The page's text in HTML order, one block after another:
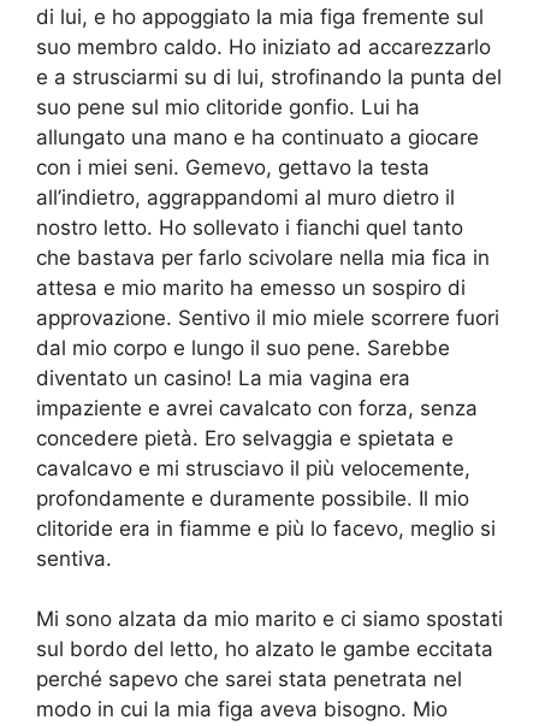
di lui, e ho appoggiato la mia figa fremente sul
suo membro caldo. Ho iniziato ad accarezzarlo
e a strusciarmi su di lui, strofinando la punta del
suo pene sul mio clitoride gonfio. Lui ha
allungato una mano e ha continuato a giocare
con i miei seni. Gemevo, gettavo la testa
all’indietro, aggrappandomi al muro dietro il
nostro letto. Ho sollevato i fianchi quel tanto
che bastava per farlo scivolare nella mia fica in
attesa e mio marito ha emesso un sospiro di
approvazione. Sentivo il mio miele scorrere fuori
dal mio corpo e lungo il suo pene. Sarebbe
diventato un casino! La mia vagina era
impaziente e avrei cavalcato con forza, senza
concedere pietà. Ero selvaggia e spietata e
cavalcavo e mi strusciavo il più velocemente,
profondamente e duramente possibile. Il mio
clitoride era in fiamme e più lo facevo, meglio si
sentiva.
Mi sono alzata da mio marito e ci siamo spostati
sul bordo del letto, ho alzato le gambe eccitata
perché sapevo che sarei stata penetrata nel
modo in cui la mia figa aveva bisogno. Mio